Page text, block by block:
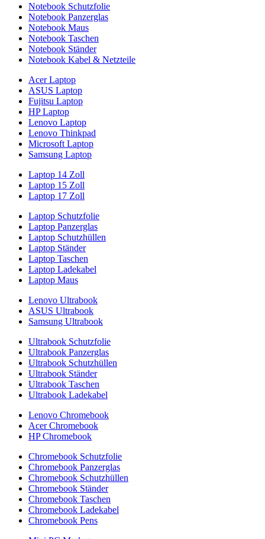
Notebook Schutzfolie
Notebook Panzerglas
Notebook Maus
Notebook Taschen
Notebook Ständer
Notebook Kabel & Netzteile
Acer Laptop
ASUS Laptop
Fujitsu Laptop
HP Laptop
Lenovo Laptop
Lenovo Thinkpad
Microsoft Laptop
Samsung Laptop
Laptop 14 Zoll
Laptop 15 Zoll
Laptop 17 Zoll
Laptop Schutzfolie
Laptop Panzerglas
Laptop Schutzhüllen
Laptop Ständer
Laptop Taschen
Laptop Ladekabel
Laptop Maus
Lenovo Ultrabook
ASUS Ultrabook
Samsung Ultrabook
Ultrabook Schutzfolie
Ultrabook Panzerglas
Ultrabook Schutzhüllen
Ultrabook Ständer
Ultrabook Taschen
Ultrabook Ladekabel
Lenovo Chromebook
Acer Chromebook
HP Chromebook
Chromebook Schutzfolie
Chromebook Panzerglas
Chromebook Schutzhüllen
Chromebook Ständer
Chromebook Taschen
Chromebook Ladekabel
Chromebook Pens